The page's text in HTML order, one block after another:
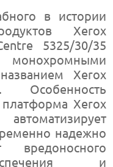
в истории
Xerox
5325/30/35
монохромными
Xerox
Особенность
Xerox
надежно
и